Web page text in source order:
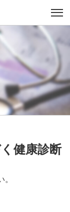
健康診断